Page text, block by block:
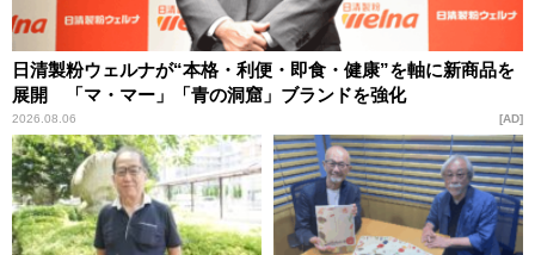
日清製粉ウェルナが“本格・利便・即食・健康”を軸に新商品を
展開 「マ・マー」「青の洞窟」ブランドを強化
2026.08.06 AD